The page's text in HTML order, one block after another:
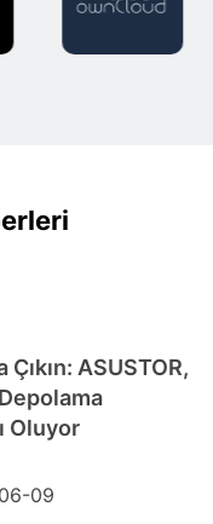
ASUSTOR,
Oluyor
09